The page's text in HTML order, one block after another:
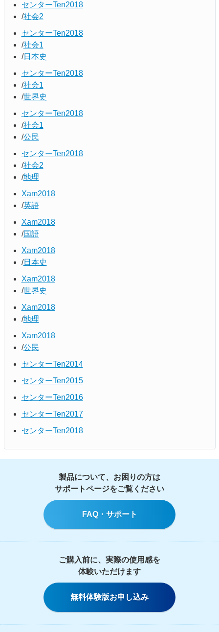
センターTen2018
社会2
センターTen2018
社会1
日本史
センターTen2018
社会1
世界史
センターTen2018
社会1
公民
センターTen2018
社会2
地理
Xam2018
英語
Xam2018
国語
Xam2018
日本史
Xam2018
世界史
Xam2018
地理
Xam2018
公民
センターTen2014
センターTen2015
センターTen2016
センターTen2017
センターTen2018
製品について、お困りの方は
サポートページをご覧ください
FAQ・サポート
ご購入前に、実際の使用感を
体験いただけます
無料体験版お申し込み